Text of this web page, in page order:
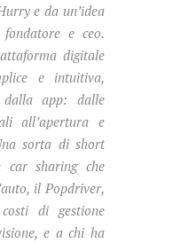
e da un’idea
e ceo.
digitale
e intuitiva,
dalla app: dalle
all’apertura e
sorta di short
car sharing che
il Popdriver,
di gestione
e a chi ha